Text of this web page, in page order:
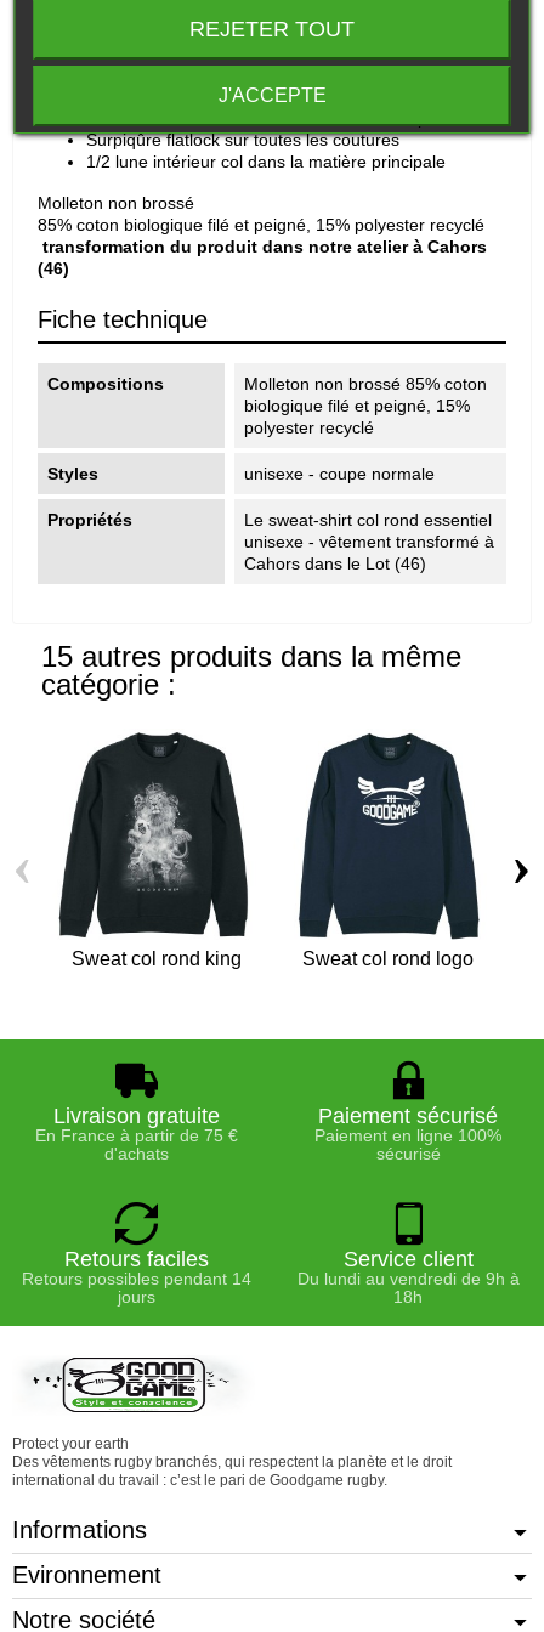
Bande de propreté intérieur col en chevron
Surpiqûre flatlock sur toutes les coutures
1/2 lune intérieur col dans la matière principale
Molleton non brossé
85% coton biologique filé et peigné, 15% polyester recyclé
transformation du produit dans notre atelier à Cahors
(46)
Fiche technique
Compositions
Molleton non brossé 85% coton
biologique filé et peigné, 15%
polyester recyclé
Styles unisexe - coupe normale
Propriétés
Le sweat-shirt col rond essentiel
unisexe - vêtement transformé à
Cahors dans le Lot (46)
15 autres produits dans la même
catégorie :
Sweat col rond king Sweat col rond logo
‹ ›
Livraison gratuite
En France à partir de 75 €
d'achats
Paiement sécurisé
Paiement en ligne 100%
sécurisé
Retours faciles
Retours possibles pendant 14
jours
Service client
Du lundi au vendredi de 9h à
18h
Protect your earth
Des vêtements rugby branchés, qui respectent la planète et le droit
international du travail : c’est le pari de Goodgame rugby.
Informations
Evironnement
Notre société
REJETER TOUT
J'ACCEPTE